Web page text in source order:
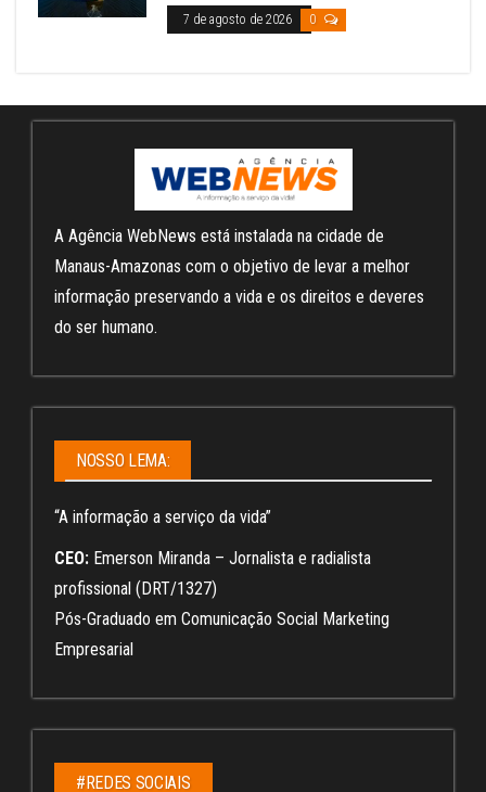
7 de agosto de 2026 0
A Agência WebNews está instalada na cidade de
Manaus-Amazonas com o objetivo de levar a melhor
informação preservando a vida e os direitos e deveres
do ser humano.
NOSSO LEMA:
“A informação a serviço da vida”
CEO: Emerson Miranda – Jornalista e radialista
profissional (DRT/1327)
Pós-Graduado em Comunicação Social Marketing
Empresarial
#REDES SOCIAIS